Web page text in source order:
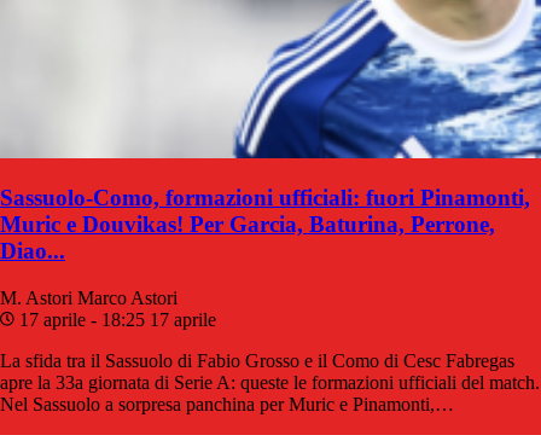
Sassuolo-Como, formazioni ufficiali: fuori Pinamonti,
Muric e Douvikas! Per Garcia, Baturina, Perrone,
Diao...
M. Astori Marco Astori
17 aprile - 18:25 17 aprile
La sfida tra il Sassuolo di Fabio Grosso e il Como di Cesc Fabregas
apre la 33a giornata di Serie A: queste le formazioni ufficiali del match.
Nel Sassuolo a sorpresa panchina per Muric e Pinamonti,…